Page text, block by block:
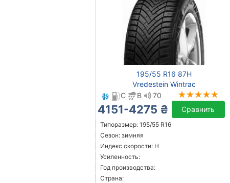
195/55 R16 87H
Vredestein Wintrac
C
B 70
4151-4275 ₴ Сравнить
Типоразмер: 195/55 R16
Сезон: зимняя
Индекс скорости: H
Усиленность:
Год производства:
Страна: